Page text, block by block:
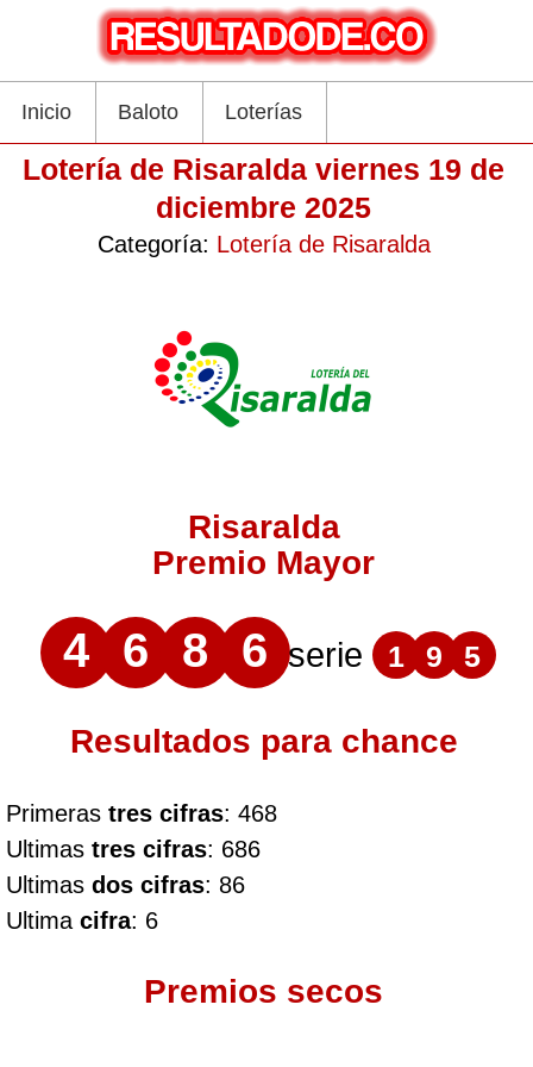
Inicio Baloto Loterías
Lotería de Risaralda viernes 19 de
diciembre 2025
Categoría: Lotería de Risaralda
Risaralda
Premio Mayor
4 6 8 6 serie 1 9 5
Resultados para chance
Primeras tres cifras: 468
Ultimas tres cifras: 686
Ultimas dos cifras: 86
Ultima cifra: 6
Premios secos